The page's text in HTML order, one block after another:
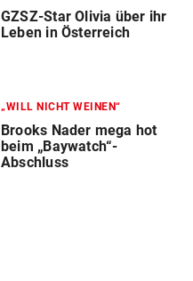
GZSZ-Star Olivia über ihr
Leben in Österreich
„WILL NICHT WEINEN“
Brooks Nader mega hot
beim „Baywatch“-
Abschluss